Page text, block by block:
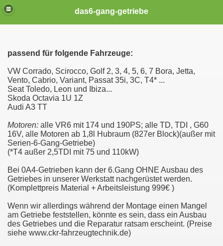
das6-gang-getriebe
passend für folgende Fahrzeuge:
VW Corrado, Scirocco, Golf 2, 3, 4, 5, 6, 7 Bora, Jetta,
Vento, Cabrio, Variant, Passat 35i, 3C, T4* ...
Seat Toledo, Leon und Ibiza...
Skoda Octavia 1U 1Z
Audi A3 TT
Motoren: alle VR6 mit 174 und 190PS; alle TD, TDI , G60
16V, alle Motoren ab 1,8l Hubraum (827er Block)(außer mit
Serien-6-Gang-Getriebe)
(*T4 außer 2,5TDI mit 75 und 110kW)
Bei 0A4-Getrieben kann der 6.Gang OHNE Ausbau des
Getriebes in unserer Werkstatt nachgerüstet werden.
(Komplettpreis Material + Arbeitsleistung 999€ )
Wenn wir allerdings während der Montage einen Mangel
am Getriebe feststellen, könnte es sein, dass ein Ausbau
des Getriebes und die Reparatur ratsam erscheint. (Preise
siehe www.ckr-fahrzeugtechnik.de)